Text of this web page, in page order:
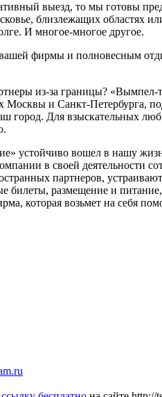
выезд, то мы готовы
близлежащих областях
И многое-многое другое.
фирмы и полновесным
из-за границы? «Вымпел-
Москвы и Санкт-Петербурга,
город. Для взыскательных
устойчиво вошел в нашу
в своей деятельности
партнеров,
билеты, размещение и
которая возьмет на себя